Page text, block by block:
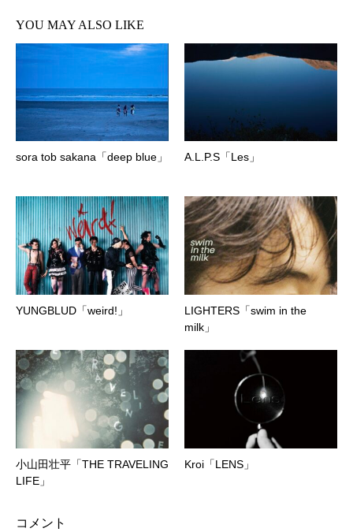
YOU MAY ALSO LIKE
sora tob sakana「deep blue」 A.L.P.S「Les」
YUNGBLUD「weird!」
LIGHTERS「swim in the
milk」
小山田壮平「THE TRAVELING
LIFE」
Kroi「LENS」
コメント